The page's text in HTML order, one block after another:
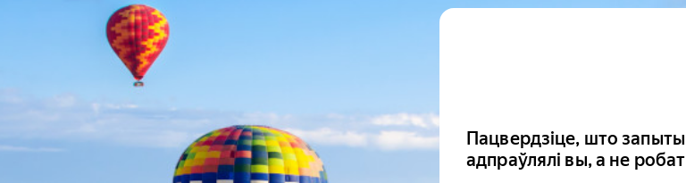
Пацвердзіце, што запыты
адпраўлялі вы, а не робат